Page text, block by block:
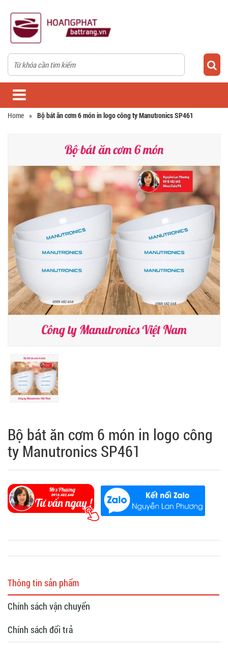
Home » Bộ bát ăn cơm 6 món in logo công ty Manutronics SP461
Bộ bát ăn cơm 6 món in logo công
ty Manutronics SP461
Thông tin sản phẩm
Chính sách vận chuyển
Chính sách đổi trả